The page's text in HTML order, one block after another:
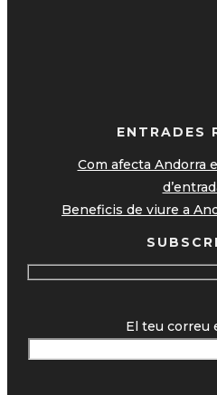
ENTRADES
Com afecta Andorra
Beneficis de viure a
El teu correu